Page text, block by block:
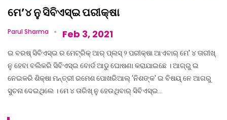
ମେ’୪ ନୁ ସିବିଏସ୍‌ଇ ପରୀକ୍ଷା
Parul Sharma Feb 3, 2021
ଇ ବରଷ୍ ସିବିଏସ୍‌ଇ ର ମେଟ୍ରିକ୍ ଆର୍ ପ୍ଲସ୍ ୨ ପରୀକ୍ଷା ଆଏବାର୍ ମେ' ୪ ତାରୀଖ୍
ନୁ ହେବା ବଲିକରି ସିବିଏସ୍‌ଇ ବୋର୍ଡ ଆଡୁ ଘୋଷଣା କରାଯାଇଛେ । ଆଗ୍‌ରୁ ଇ
ନେଇକରି ଶିକ୍ଷା ମନ୍ତ୍ରୀ ରମେଶ ପୋଖରିଆଲ୍ ‘ନିଶଙ୍କ' ଇ ବିଷୟ୍ ନେ ଆଗରୁ
ସୁଚନା ଦେଇଥିଲେ । ମେ ୪ ତାରିଖ୍ ନୁ ହେଉଥିବାର୍ ସିବିଏସ୍‌ଇ…